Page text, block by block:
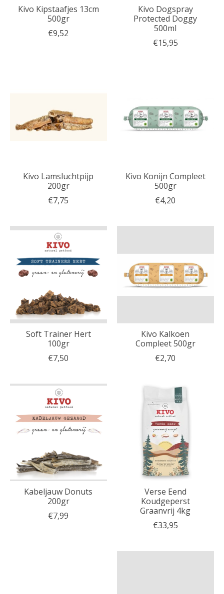
Kivo Kipstaafjes 13cm
500gr
€9,52
Kivo Dogspray
Protected Doggy
500ml
€15,95
Kivo Lamsluchtpijp
200gr
€7,75
Kivo Konijn Compleet
500gr
€4,20
Soft Trainer Hert
100gr
€7,50
Kivo Kalkoen
Compleet 500gr
€2,70
Kabeljauw Donuts
200gr
€7,99
Verse Eend
Koudgeperst
Graanvrij 4kg
€33,95